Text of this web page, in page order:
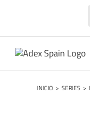
INICIO > SERIES >